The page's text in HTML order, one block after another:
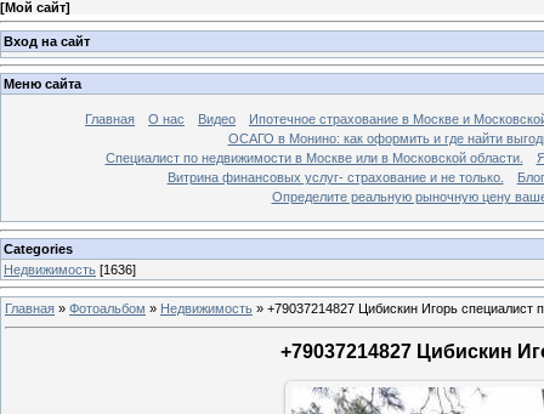
[Мой сайт]
Вход на сайт
Меню сайта
Главная О нас Видео
Ипотечное страхование в Москве и
ОСАГО в Монино: как оформить и где найти
Специалист по недвижимости в Москве или в Московской области.
Витрина финансовых услуг- страхование и не только.
Блог
Определите реальную рыночную цену
Categories
Недвижимость [1636]
Главная » Фотоальбом » Недвижимость » +79037214827 Цибискин Игорь специалист
+79037214827 Цибискин